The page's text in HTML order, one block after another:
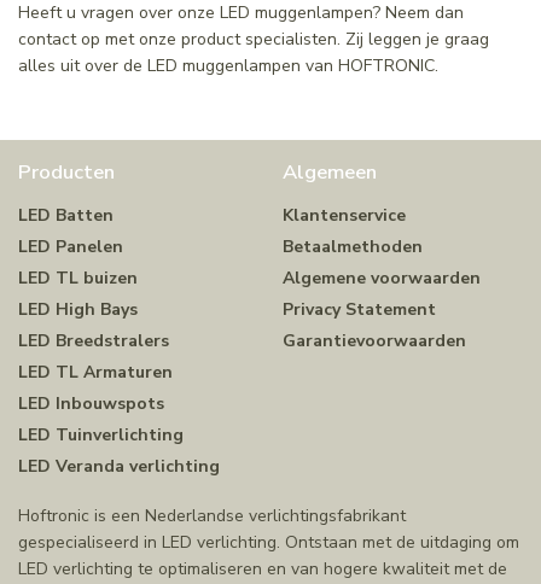
Heeft u vragen over onze LED muggenlampen? Neem dan
contact op met onze product specialisten. Zij leggen je graag
alles uit over de LED muggenlampen van HOFTRONIC.
Producten
LED Batten
LED Panelen
LED TL buizen
LED High Bays
LED Breedstralers
LED TL Armaturen
LED Inbouwspots
LED Tuinverlichting
LED Veranda verlichting
Algemeen
Klantenservice
Betaalmethoden
Algemene voorwaarden
Privacy Statement
Garantievoorwaarden
Hoftronic is een Nederlandse verlichtingsfabrikant
gespecialiseerd in LED verlichting. Ontstaan met de uitdaging om
LED verlichting te optimaliseren en van hogere kwaliteit met de